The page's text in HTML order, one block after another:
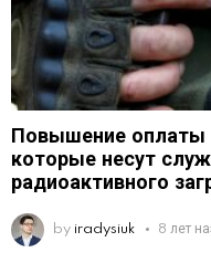
Повышение оплаты
которые несут
радиоактивного
by iradysiuk 8 лет